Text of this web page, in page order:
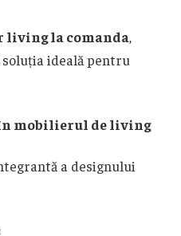
living la comanda,
ideală pentru
mobilierul de living
a designului